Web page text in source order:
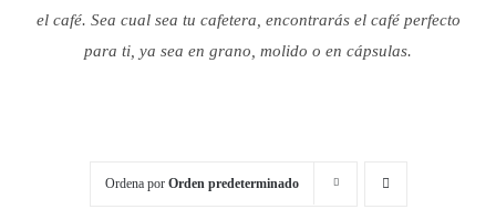
el café. Sea cual sea tu cafetera, encontrarás el café perfecto
para ti, ya sea en grano, molido o en cápsulas.
Ordena por Orden predeterminado